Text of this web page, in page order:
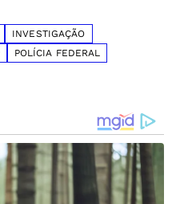
INVESTIGAÇÃO
POLÍCIA FEDERAL